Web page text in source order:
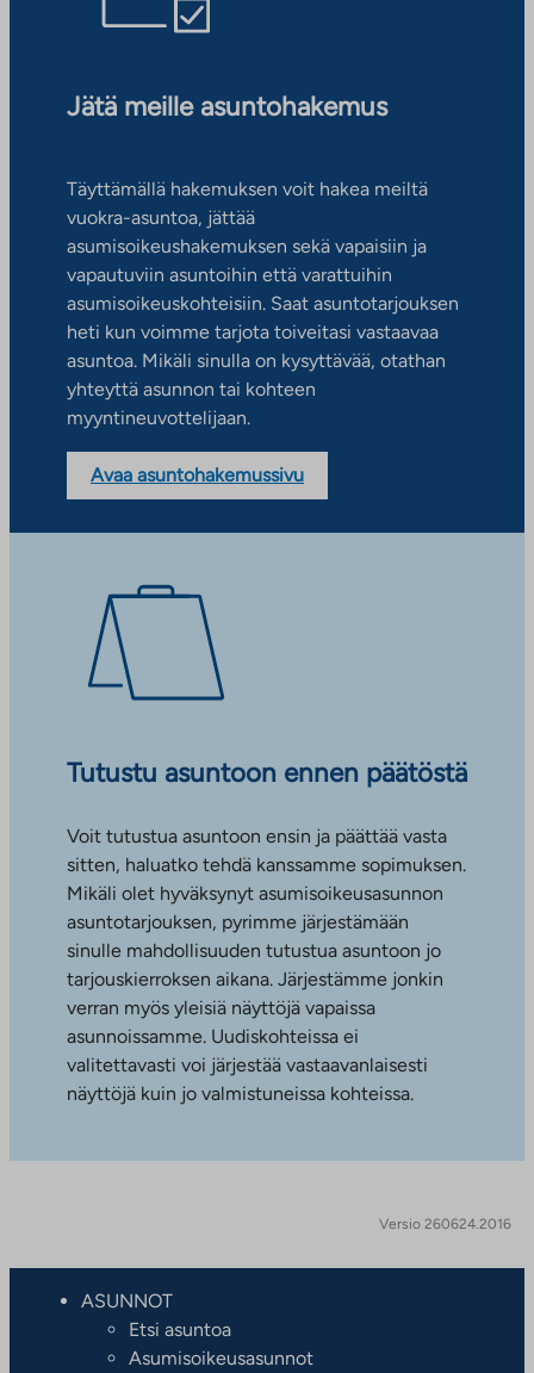
Jätä meille asuntohakemus
Täyttämällä hakemuksen voit hakea meiltä
vuokra-asuntoa, jättää
asumisoikeushakemuksen sekä vapaisiin ja
vapautuviin asuntoihin että varattuihin
asumisoikeuskohteisiin. Saat asuntotarjouksen
heti kun voimme tarjota toiveitasi vastaavaa
asuntoa. Mikäli sinulla on kysyttävää, otathan
yhteyttä asunnon tai kohteen
myyntineuvottelijaan.
Avaa asuntohakemussivu
Tutustu asuntoon ennen päätöstä
Voit tutustua asuntoon ensin ja päättää vasta
sitten, haluatko tehdä kanssamme sopimuksen.
Mikäli olet hyväksynyt asumisoikeusasunnon
asuntotarjouksen, pyrimme järjestämään
sinulle mahdollisuuden tutustua asuntoon jo
tarjouskierroksen aikana. Järjestämme jonkin
verran myös yleisiä näyttöjä vapaissa
asunnoissamme. Uudiskohteissa ei
valitettavasti voi järjestää vastaavanlaisesti
näyttöjä kuin jo valmistuneissa kohteissa.
Versio 260624.2016
ASUNNOT
Etsi asuntoa
Asumisoikeusasunnot